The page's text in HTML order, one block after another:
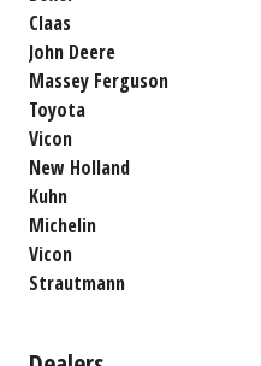
Claas
John Deere
Massey Ferguson
Toyota
Vicon
New Holland
Kuhn
Michelin
Vicon
Strautmann